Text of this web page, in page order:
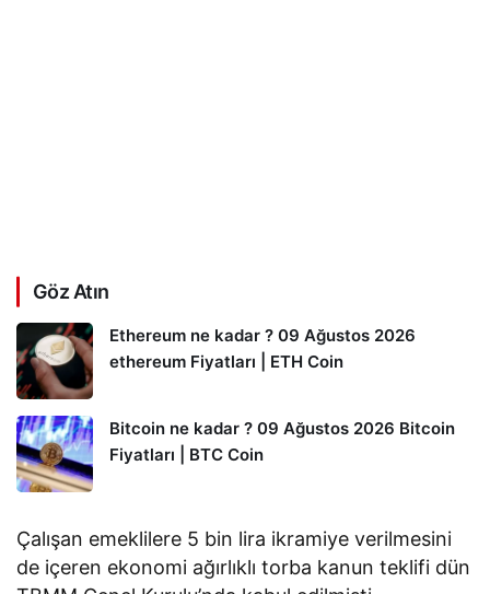
Göz Atın
Ethereum ne kadar ? 09 Ağustos 2026
ethereum Fiyatları | ETH Coin
Bitcoin ne kadar ? 09 Ağustos 2026 Bitcoin
Fiyatları | BTC Coin
Çalışan emeklilere 5 bin lira ikramiye verilmesini
de içeren ekonomi ağırlıklı torba kanun teklifi dün